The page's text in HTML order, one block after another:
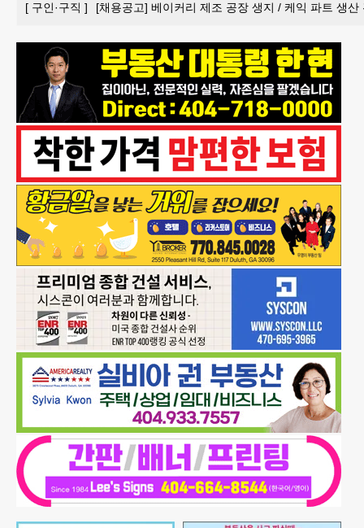
[ 구인·구직 ] [채용공고] 베이커리 제조 공장 생지 / 케익 파트 생